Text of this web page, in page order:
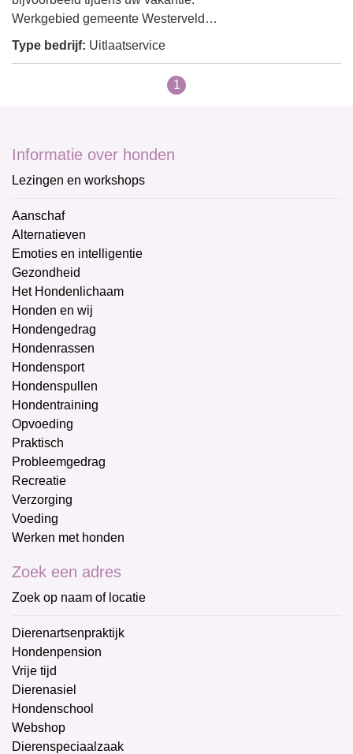
Werkgebied gemeente Westerveld…
Type bedrijf: Uitlaatservice
1
Informatie over honden
Lezingen en workshops
Aanschaf
Alternatieven
Emoties en intelligentie
Gezondheid
Het Hondenlichaam
Honden en wij
Hondengedrag
Hondenrassen
Hondensport
Hondenspullen
Hondentraining
Opvoeding
Praktisch
Probleemgedrag
Recreatie
Verzorging
Voeding
Werken met honden
Zoek een adres
Zoek op naam of locatie
Dierenartsenpraktijk
Hondenpension
Vrije tijd
Dierenasiel
Hondenschool
Webshop
Dierenspeciaalzaak